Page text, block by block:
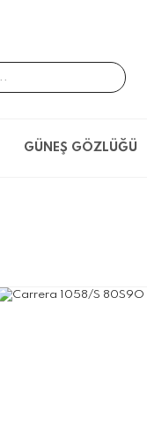
GÜNEŞ GÖZLÜĞÜ